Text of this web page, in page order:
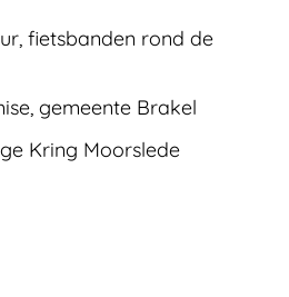
fietsbanden rond de
gemeente Brakel
Kring Moorslede